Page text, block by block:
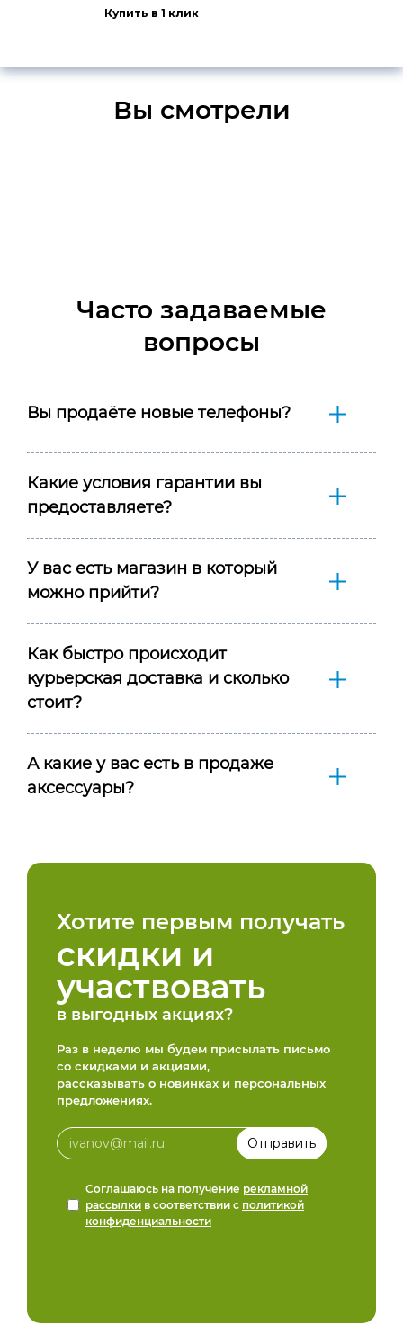
Купить в 1 клик
Вы смотрели
Часто задаваемые
вопросы
Вы продаёте новые телефоны?
Какие условия гарантии вы
предоставляете?
У вас есть магазин в который
можно прийти?
Как быстро происходит
курьерская доставка и сколько
стоит?
А какие у вас есть в продаже
аксессуары?
Хотите первым получать
скидки и
участвовать
в выгодных акциях?
Раз в неделю мы будем присылать письмо
со скидками и акциями,
рассказывать о новинках и персональных
предложениях.
Соглашаюсь на получение рекламной
рассылки в соответствии с политикой
конфиденциальности